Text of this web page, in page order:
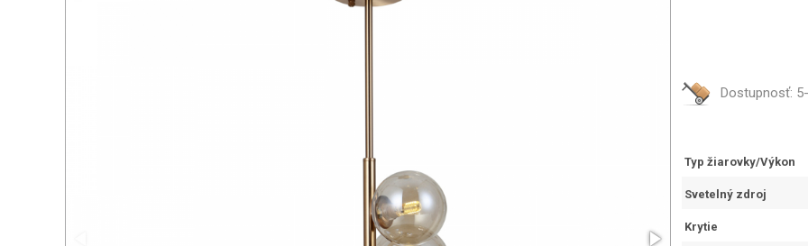
Dostupnosť:
Typ žiarovky/Výkon
Svetelný zdroj
Krytie